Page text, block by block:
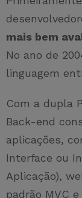
mais bem
No ano de
linguagem
Com a dupla
Back-end
aplicações,
Interface ou
Aplicação),
padrão MVC